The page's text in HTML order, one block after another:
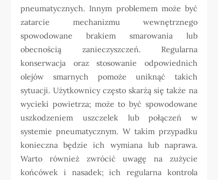
pneumatycznych. Innym problemem może być
zatarcie mechanizmu wewnętrznego
spowodowane brakiem smarowania lub
obecnością zanieczyszczeń. Regularna
konserwacja oraz stosowanie odpowiednich
olejów smarnych pomoże uniknąć takich
sytuacji. Użytkownicy często skarżą się także na
wycieki powietrza; może to być spowodowane
uszkodzeniem uszczelek lub połączeń w
systemie pneumatycznym. W takim przypadku
konieczna będzie ich wymiana lub naprawa.
Warto również zwrócić uwagę na zużycie
końcówek i nasadek; ich regularna kontrola